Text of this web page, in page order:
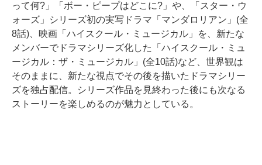
って何?」「ボー・ピープはどこに?」や、「スター・ウ
ォーズ」シリーズ初の実写ドラマ「マンダロリアン」(全
8話)、映画「ハイスクール・ミュージカル」を、新たな
メンバーでドラマシリーズ化した「ハイスクール・ミュ
ージカル：ザ・ミュージカル」(全10話)など、世界観は
そのままに、新たな視点でその後を描いたドラマシリー
ズを独占配信。シリーズ作品を見終わった後にも次なる
ストーリーを楽しめるのが魅力としている。